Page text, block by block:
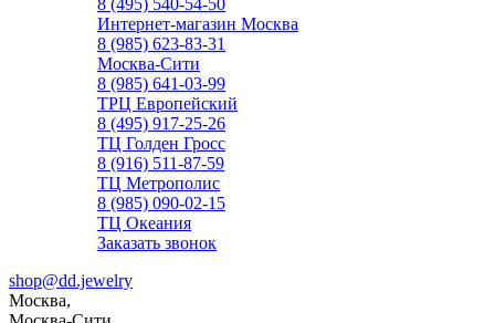
8 (495) 540-54-50
Интернет-магазин Москва
8 (985) 623-83-31
Москва-Сити
8 (985) 641-03-99
ТРЦ Европейский
8 (495) 917-25-26
ТЦ Голден Гросс
8 (916) 511-87-59
ТЦ Метрополис
8 (985) 090-02-15
ТЦ Океания
Заказать звонок
shop@dd.jewelry
Москва,